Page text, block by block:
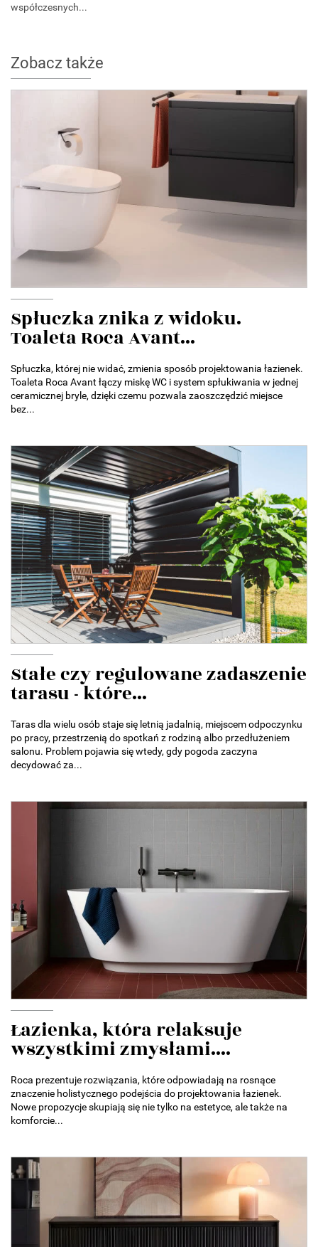
współczesnych...
Zobacz także
Spłuczka znika z widoku.
Toaleta Roca Avant...
Spłuczka, której nie widać, zmienia sposób projektowania łazienek.
Toaleta Roca Avant łączy miskę WC i system spłukiwania w jednej
ceramicznej bryle, dzięki czemu pozwala zaoszczędzić miejsce
bez...
Stałe czy regulowane zadaszenie
tarasu - które...
Taras dla wielu osób staje się letnią jadalnią, miejscem odpoczynku
po pracy, przestrzenią do spotkań z rodziną albo przedłużeniem
salonu. Problem pojawia się wtedy, gdy pogoda zaczyna
decydować za...
Łazienka, która relaksuje
wszystkimi zmysłami....
Roca prezentuje rozwiązania, które odpowiadają na rosnące
znaczenie holistycznego podejścia do projektowania łazienek.
Nowe propozycje skupiają się nie tylko na estetyce, ale także na
komforcie...